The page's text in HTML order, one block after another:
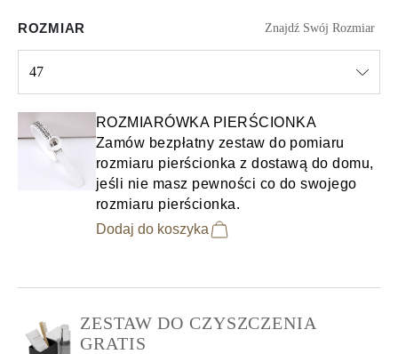
ROZMIAR Znajdź Swój Rozmiar
47
ROZMIARÓWKA PIERŚCIONKA
Zamów bezpłatny zestaw do pomiaru
rozmiaru pierścionka z dostawą do domu,
jeśli nie masz pewności co do swojego
rozmiaru pierścionka.
Dodaj do koszyka
ZESTAW DO CZYSZCZENIA
GRATIS